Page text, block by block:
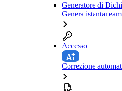
Generatore di
Genera
Accesso
Correzione